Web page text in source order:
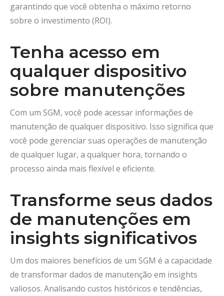
garantindo que você obtenha o máximo retorno
sobre o investimento (ROI).
Tenha acesso em
qualquer dispositivo
sobre manutenções
Com um SGM, você pode acessar informações de
manutenção de qualquer dispositivo. Isso significa que
você pode gerenciar suas operações de manutenção
de qualquer lugar, a qualquer hora, tornando o
processo ainda mais flexível e eficiente.
Transforme seus dados
de manutenções em
insights significativos
Um dos maiores benefícios de um SGM é a capacidade
de transformar dados de manutenção em insights
valiosos. Analisando custos históricos e tendências,